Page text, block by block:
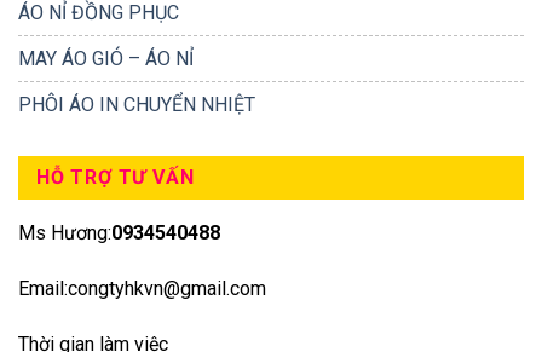
ÁO NỈ ĐỒNG PHỤC
MAY ÁO GIÓ – ÁO NỈ
PHÔI ÁO IN CHUYỂN NHIỆT
HỖ TRỢ TƯ VẤN
Ms Hương:0934540488
Email:congtyhkvn@gmail.com
Thời gian làm việc